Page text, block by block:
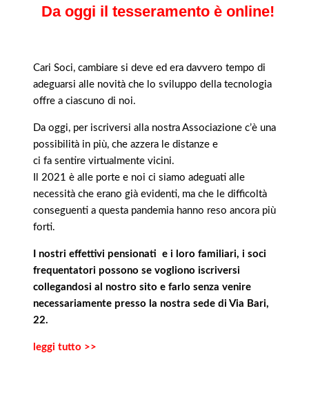
Da oggi il tesseramento è online!
Cari Soci, cambiare si deve ed era davvero tempo di
adeguarsi alle novità che lo sviluppo della tecnologia
offre a ciascuno di noi.
Da oggi, per iscriversi alla nostra Associazione c’è una
possibilità in più, che azzera le distanze e
ci fa sentire virtualmente vicini.
Il 2021 è alle porte e noi ci siamo adeguati alle
necessità che erano già evidenti, ma che le difficoltà
conseguenti a questa pandemia hanno reso ancora più
forti.
I nostri effettivi pensionati e i loro familiari, i soci
frequentatori possono se vogliono iscriversi
collegandosi al nostro sito e farlo senza venire
necessariamente presso la nostra sede di Via Bari,
22.
leggi tutto >>